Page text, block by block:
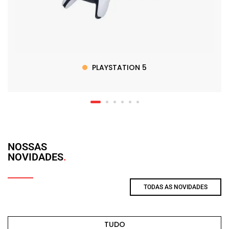
PLAYSTATION 5
NOSSAS
NOVIDADES
TODAS AS NOVIDADES
TUDO